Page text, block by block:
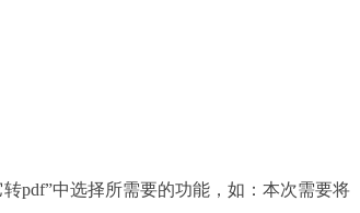
pdf”中选择所需要的功能，如：本次需要将